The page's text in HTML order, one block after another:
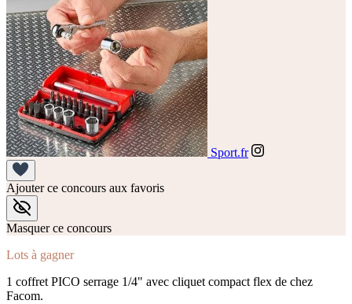
Sport.fr
Ajouter ce concours aux favoris
Masquer ce concours
Lots à gagner
1 coffret PICO serrage 1/4" avec cliquet compact flex de chez
Facom.